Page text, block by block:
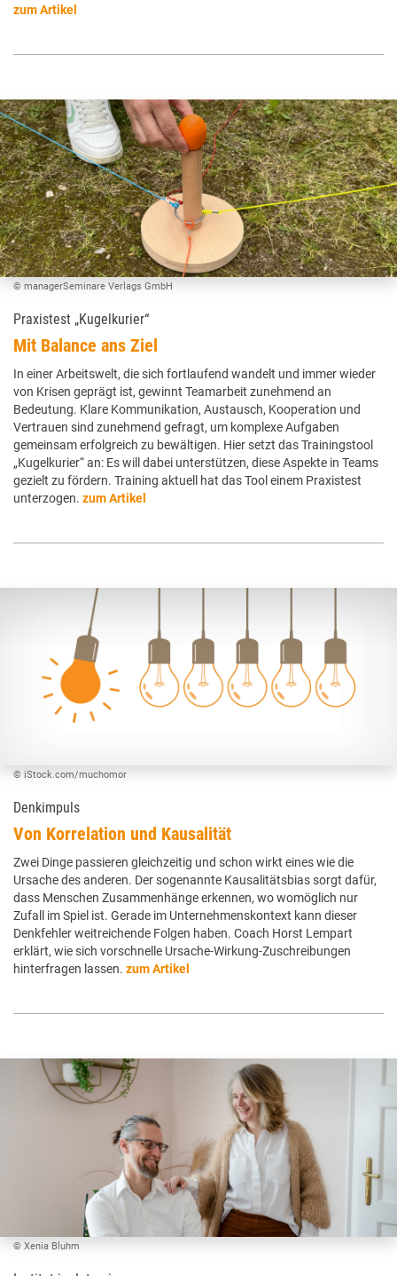
zum Artikel
© managerSeminare Verlags GmbH
Praxistest „Kugelkurier“
Mit Balance ans Ziel
In einer Arbeitswelt, die sich fortlaufend wandelt und immer wieder
von Krisen geprägt ist, gewinnt Teamarbeit zunehmend an
Bedeutung. Klare Kommunikation, Austausch, Kooperation und
Vertrauen sind zunehmend gefragt, um komplexe Aufgaben
gemeinsam erfolgreich zu bewältigen. Hier setzt das Trainingstool
„Kugelkurier“ an: Es will dabei unterstützen, diese Aspekte in Teams
gezielt zu fördern. Training aktuell hat das Tool einem Praxistest
unterzogen. zum Artikel
© iStock.com/muchomor
Denkimpuls
Von Korrelation und Kausalität
Zwei Dinge passieren gleichzeitig und schon wirkt eines wie die
Ursache des anderen. Der sogenannte Kausalitätsbias sorgt dafür,
dass Menschen Zusammenhänge erkennen, wo womöglich nur
Zufall im Spiel ist. Gerade im Unternehmenskontext kann dieser
Denkfehler weitreichende Folgen haben. Coach Horst Lempart
erklärt, wie sich vorschnelle Ursache-Wirkung-Zuschreibungen
hinterfragen lassen. zum Artikel
© Xenia Bluhm